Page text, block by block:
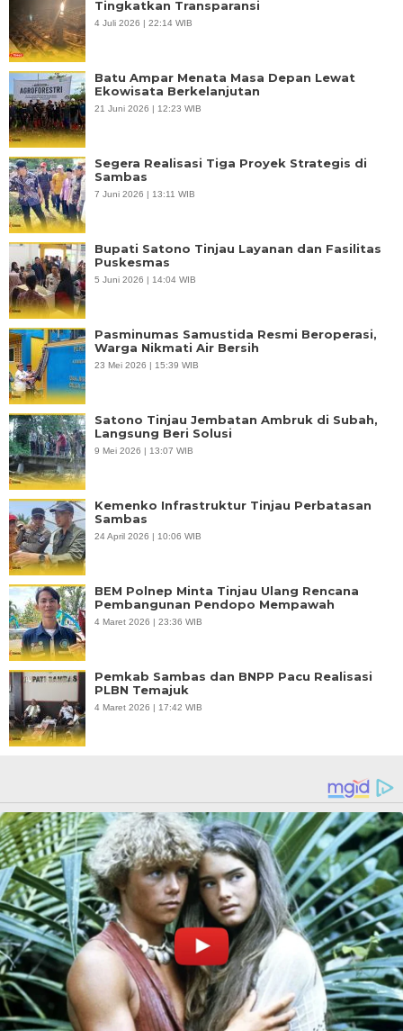
Tingkatkan Transparansi
4 Juli 2026 | 22:14 WIB
Batu Ampar Menata Masa Depan Lewat
Ekowisata Berkelanjutan
21 Juni 2026 | 12:23 WIB
Segera Realisasi Tiga Proyek Strategis di
Sambas
7 Juni 2026 | 13:11 WIB
Bupati Satono Tinjau Layanan dan Fasilitas
Puskesmas
5 Juni 2026 | 14:04 WIB
Pasminumas Samustida Resmi Beroperasi,
Warga Nikmati Air Bersih
23 Mei 2026 | 15:39 WIB
Satono Tinjau Jembatan Ambruk di Subah,
Langsung Beri Solusi
9 Mei 2026 | 13:07 WIB
Kemenko Infrastruktur Tinjau Perbatasan
Sambas
24 April 2026 | 10:06 WIB
BEM Polnep Minta Tinjau Ulang Rencana
Pembangunan Pendopo Mempawah
4 Maret 2026 | 23:36 WIB
Pemkab Sambas dan BNPP Pacu Realisasi
PLBN Temajuk
4 Maret 2026 | 17:42 WIB